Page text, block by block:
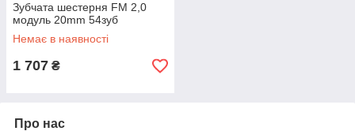
Зубчата шестерня FM 2,0
модуль 20mm 54зуб
Немає в наявності
1 707 ₴
Про нас